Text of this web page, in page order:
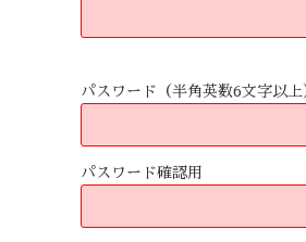
パスワード（半角英数6文字以上
パスワード確認用